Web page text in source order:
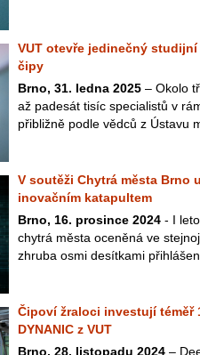
VUT otevře jedinečný studijní
čipy
Brno, 31. ledna 2025 – Okolo
až padesát tisíc specialistů v
přibližně podle vědců z Ústavu
V soutěži Chytrá města Brno
inovačním katapultem
Brno, 16. prosince 2024 - I
chytrá města oceněná ve
zhruba osmi desítkami
Čipoví žraloci investují téměř
DYNANIC z VUT
Brno, 28. listopadu 2024 –